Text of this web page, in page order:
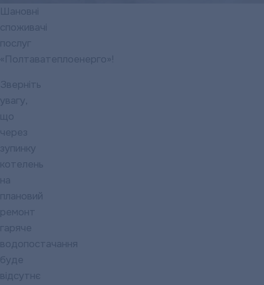
Шановні
споживачі
послуг
«Полтаватеплоенерго»!
Зверніть
увагу,
що
через
зупинку
котелень
на
плановий
ремонт
гаряче
водопостачання
буде
відсутнє